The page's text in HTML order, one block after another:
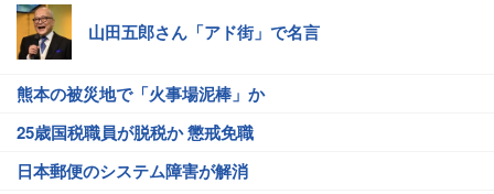
山田五郎さん「アド街」で名言
熊本の被災地で「火事場泥棒」か
25歳国税職員が脱税か 懲戒免職
日本郵便のシステム障害が解消